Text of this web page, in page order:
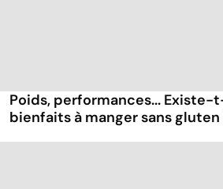
Poids, performances...
bienfaits à manger sans gluten